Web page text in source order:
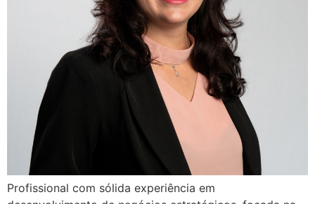
Profissional com sólida experiência em